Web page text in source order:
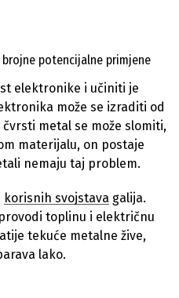
potencijalne primjene
elektronike i učiniti je
može se izraditi od
metal se može slomiti,
materijalu, on postaje
nemaju taj problem.
korisnih svojstava galija.
toplinu i električnu
tekuće metalne žive,
lako.